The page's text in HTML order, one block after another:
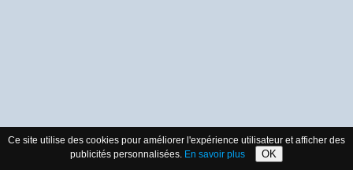
Ce site utilise des cookies pour améliorer l'expérience utilisateur et afficher des
publicités personnalisées. En savoir plus OK